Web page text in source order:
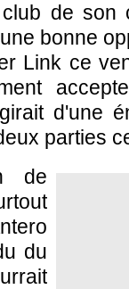
de son
bonne
Link ce
d'une
parties
de
du